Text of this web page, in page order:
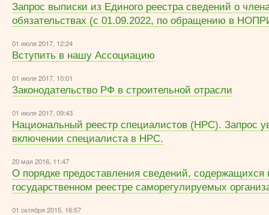
Запрос выписки из Единого реестра сведений о
обязательствах (с 01.09.2022, по обращению в
01 июля 2017, 12:24
Вступить в нашу Ассоциацию
01 июля 2017, 10:01
Законодательство РФ в строительной отрасли
01 июля 2017, 09:43
Национальный реестр специалистов (НРС). Запрос
включении специалиста в НРС.
20 мая 2016, 11:47
О порядке предоставления сведений, содержащихся
государственном реестре саморегулируемых
01 октября 2015, 16:57